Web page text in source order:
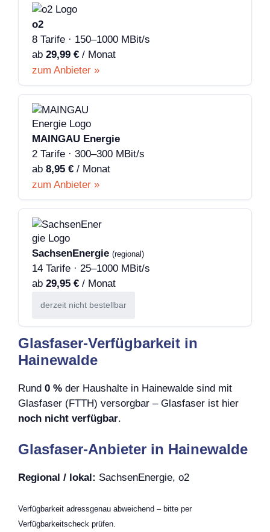
o2
8 Tarife · 150–1000 MBit/s
ab 29,99 € / Monat
zum Anbieter »
MAINGAU Energie
2 Tarife · 300–300 MBit/s
ab 8,95 € / Monat
zum Anbieter »
SachsenEnergie (regional)
14 Tarife · 25–1000 MBit/s
ab 29,95 € / Monat
derzeit nicht bestellbar
Glasfaser-Verfügbarkeit in
Hainewalde
Rund 0 % der Haushalte in Hainewalde sind mit
Glasfaser (FTTH) versorgbar – Glasfaser ist hier
noch nicht verfügbar.
Glasfaser-Anbieter in Hainewalde
Regional / lokal: SachsenEnergie, o2
Verfügbarkeit adressgenau abweichend – bitte per
Verfügbarkeitscheck prüfen.